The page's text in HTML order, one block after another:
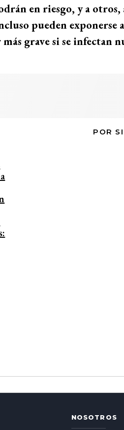
en riesgo, y a
pueden exponerse
grave si se infectan
POR
NOSOTROS